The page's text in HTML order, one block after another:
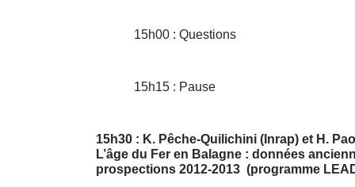
15h00 : Questions
15h15 : Pause
15h30 : K. Pêche-Quilichini (Inrap) et H.
L’âge du Fer en Balagne : données
prospections 2012-2013 (programme